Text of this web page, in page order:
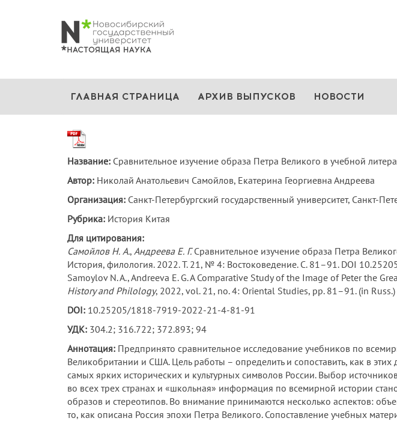
ГЛАВНАЯ СТРАНИЦА АРХИВ ВЫПУСКОВ НОВОСТИ
Название: Сравнительное изучение образа Петра Великого в учебной
Автор: Николай Анатольевич Самойлов, Екатерина Георгиевна Андреева
Организация: Санкт-Петербургский государственный университет, Санкт-
Рубрика: История Китая
Для цитирования:
Самойлов Н. А., Андреева Е. Г.Сравнительное изучение образа Петра
История, филология. 2022. Т. 21, № 4: Востоковедение. С. 81–91. DOI
Samoylov N. A., Andreeva E. G. A Comparative Study of the Image of Peter the
History and Philology, 2022, vol. 21, no. 4: Oriental Studies, pp. 81–91. (in
DOI: 10.25205/1818-7919-2022-21-4-81-91
УДК: 304.2; 316.722; 372.893; 94
Аннотация: Предпринято сравнительное исследование учебников по
Великобритании и США. Цель работы – определить и сопоставить, как в
самых ярких исторических и культурных символов России. Выбор
во всех трех странах и «школьная» информация по всемирной истории
образов и стереотипов. Во внимание принимаются несколько аспектов:
то, как описана Россия эпохи Петра Великого. Сопоставление учебных